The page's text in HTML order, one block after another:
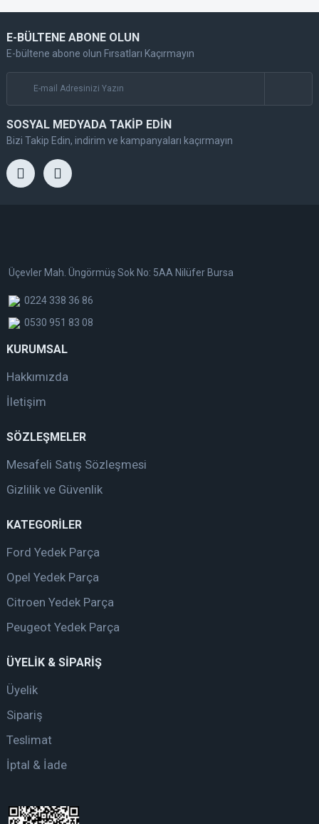
E-BÜLTENE ABONE OLUN
E-bültene abone olun Fırsatları Kaçırmayın
SOSYAL MEDYADA TAKİP EDİN
Bizi Takip Edin, indirim ve kampanyaları kaçırmayın
Üçevler Mah. Üngörmüş Sok No: 5AA Nilüfer Bursa
0224 338 36 86
0530 951 83 08
KURUMSAL
Hakkımızda
İletişim
SÖZLEŞMELER
Mesafeli Satış Sözleşmesi
Gizlilik ve Güvenlik
KATEGORİLER
Ford Yedek Parça
Opel Yedek Parça
Citroen Yedek Parça
Peugeot Yedek Parça
ÜYELİK & SİPARİŞ
Üyelik
Sipariş
Teslimat
İptal & İade